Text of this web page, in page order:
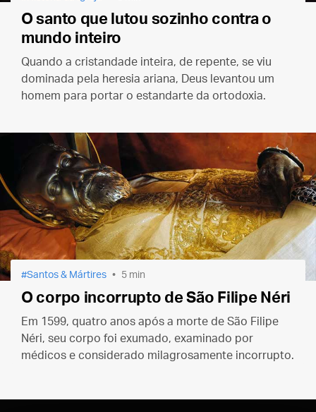
O santo que lutou sozinho contra o
mundo inteiro
Quando a cristandade inteira, de repente, se viu
dominada pela heresia ariana, Deus levantou um
homem para portar o estandarte da ortodoxia.
Santos & Mártires 5 min
O corpo incorrupto de São Filipe Néri
Em 1599, quatro anos após a morte de São Filipe
Néri, seu corpo foi exumado, examinado por
médicos e considerado milagrosamente incorrupto.